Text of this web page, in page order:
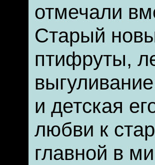
отмечали
Старый
птифруты,
и детская
любви к
главной в